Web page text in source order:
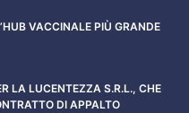
VACCINALE PIÙ GRANDE
LA LUCENTEZZA S.R.L., CHE
DI APPALTO